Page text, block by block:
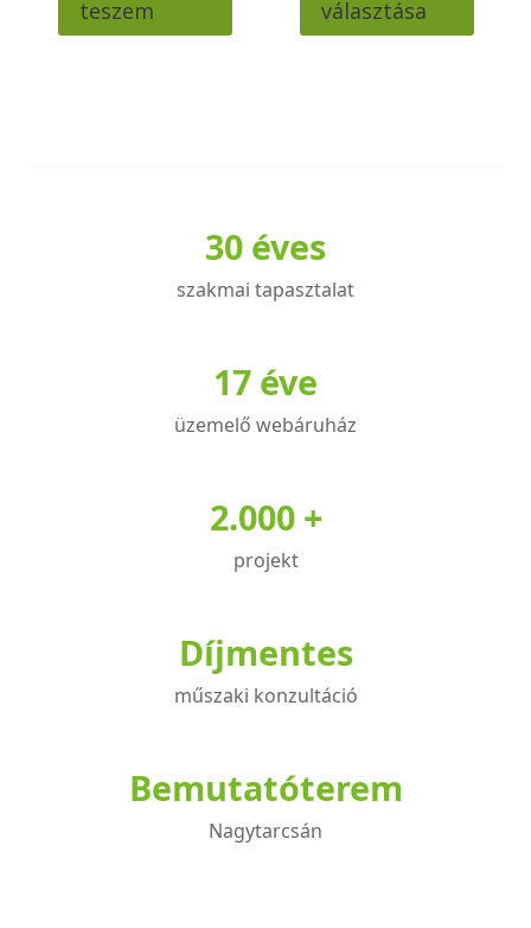
teszem
választása
30 éves
szakmai tapasztalat
17 éve
üzemelő webáruház
2.000 +
projekt
Díjmentes
műszaki konzultáció
Bemutatóterem
Nagytarcsán